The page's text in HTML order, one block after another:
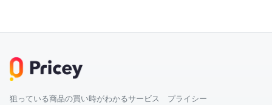
狙っている商品の買い時がわかるサービス プライシー